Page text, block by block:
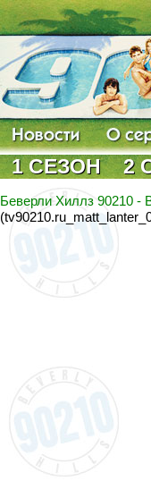
1 СЕЗОН 2
Беверли Хиллз 90210 -